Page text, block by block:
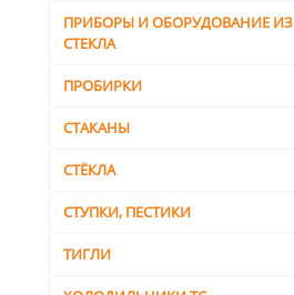
ПРИБОРЫ И ОБОРУДОВАНИЕ ИЗ
СТЕКЛА
ПРОБИРКИ
СТАКАНЫ
СТЁКЛА
СТУПКИ, ПЕСТИКИ
ТИГЛИ